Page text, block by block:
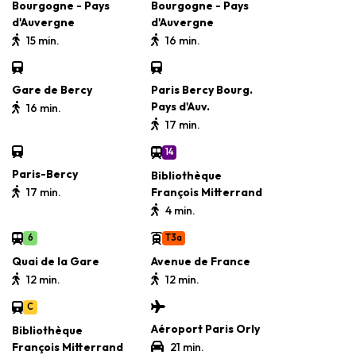
Bourgogne - Pays
d'Auvergne
15 min.
Bourgogne - Pays
d'Auvergne
16 min.
Gare de Bercy
16 min.
Paris Bercy Bourg.
Pays d'Auv.
17 min.
Paris-Bercy
17 min.
14
Bibliothèque
François Mitterrand
4 min.
6
Quai de la Gare
12 min.
T3a
Avenue de France
12 min.
C
Bibliothèque
François Mitterrand
Aéroport Paris Orly
21 min.